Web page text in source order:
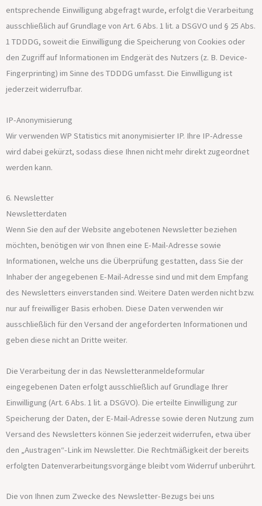
entsprechende Einwilligung abgefragt wurde, erfolgt die Verarbeitung
ausschließlich auf Grundlage von Art. 6 Abs. 1 lit. a DSGVO und § 25 Abs.
1 TDDDG, soweit die Einwilligung die Speicherung von Cookies oder
den Zugriff auf Informationen im Endgerät des Nutzers (z. B. Device-
Fingerprinting) im Sinne des TDDDG umfasst. Die Einwilligung ist
jederzeit widerrufbar.
IP-Anonymisierung
Wir verwenden WP Statistics mit anonymisierter IP. Ihre IP-Adresse
wird dabei gekürzt, sodass diese Ihnen nicht mehr direkt zugeordnet
werden kann.
6. Newsletter
Newsletter­daten
Wenn Sie den auf der Website angebotenen Newsletter beziehen
möchten, benötigen wir von Ihnen eine E-Mail-Adresse sowie
Informationen, welche uns die Überprüfung gestatten, dass Sie der
Inhaber der angegebenen E-Mail-Adresse sind und mit dem Empfang
des Newsletters einverstanden sind. Weitere Daten werden nicht bzw.
nur auf freiwilliger Basis erhoben. Diese Daten verwenden wir
ausschließlich für den Versand der angeforderten Informationen und
geben diese nicht an Dritte weiter.
Die Verarbeitung der in das Newsletteranmeldeformular
eingegebenen Daten erfolgt ausschließlich auf Grundlage Ihrer
Einwilligung (Art. 6 Abs. 1 lit. a DSGVO). Die erteilte Einwilligung zur
Speicherung der Daten, der E-Mail-Adresse sowie deren Nutzung zum
Versand des Newsletters können Sie jederzeit widerrufen, etwa über
den „Austragen“-Link im Newsletter. Die Rechtmäßigkeit der bereits
erfolgten Datenverarbeitungsvorgänge bleibt vom Widerruf unberührt.
Die von Ihnen zum Zwecke des Newsletter-Bezugs bei uns